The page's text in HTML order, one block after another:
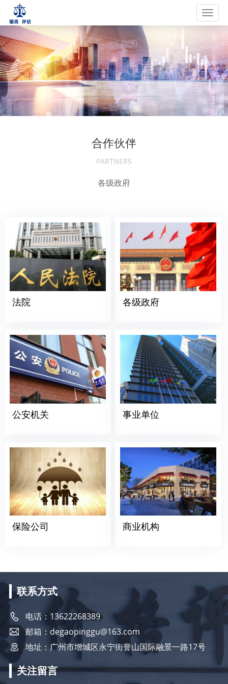
合作伙伴
PARTNERS
各级政府
法院 各级政府
公安机关 事业单位
保险公司 商业机构
联系方式
电话：13622268389
邮箱：degaopinggu@163.com
地址：广州市增城区永宁街誉山国际融景一路17号
关注留言